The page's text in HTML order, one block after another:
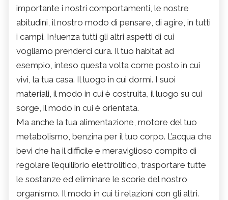
importante i nostri comportamenti, le nostre
abitudini, il nostro modo di pensare, di agire, in tutti
i campi. In!uenza tutti gli altri aspetti di cui
vogliamo prenderci cura. Il tuo habitat ad
esempio, inteso questa volta come posto in cui
vivi, la tua casa. Il luogo in cui dormi. I suoi
materiali, il modo in cui è costruita, il luogo su cui
sorge, il modo in cui è orientata.
Ma anche la tua alimentazione, motore del tuo
metabolismo, benzina per il tuo corpo. L’acqua che
bevi che ha il difficile e meraviglioso compito di
regolare l’equilibrio elettrolitico, trasportare tutte
le sostanze ed eliminare le scorie del nostro
organismo. Il modo in cui ti relazioni con gli altri.